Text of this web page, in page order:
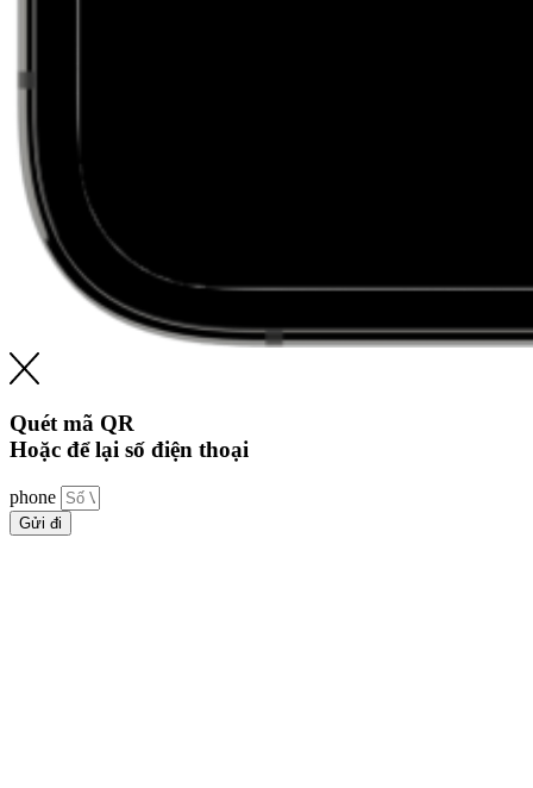
Quét mã QR
Hoặc để lại số điện thoại
phone
Gửi đi